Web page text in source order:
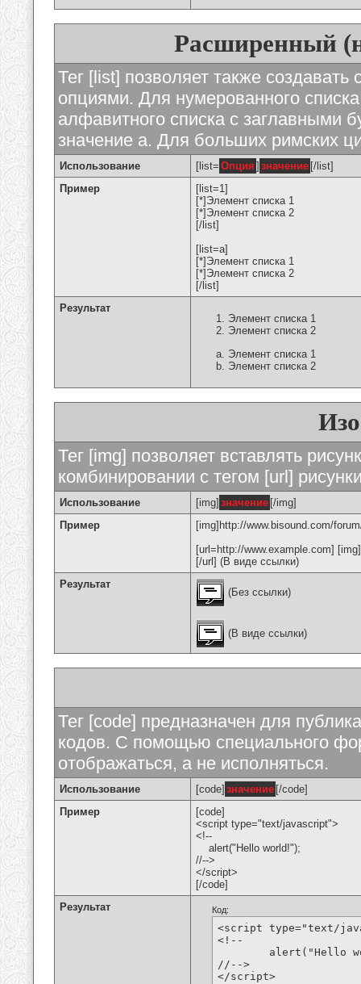
Расширенный
Тег [list] позволяет также
опциями. Для нумерованного
алфавитного списка с заглавными
значение а. Для больших римских
Использование [list= Опция ] значение [/list]
Пример
[list=1]
[*]Элемент списка 1
[*]Элемент списка 2
[/list]
[list=a]
[*]Элемент списка 1
[*]Элемент списка 2
[/list]
Результат
Элемент списка 1
Элемент списка 2
Элемент списка 1
Элемент списка 2
Тег [img] позволяет вставлять
комбинировании с тегом [url]
Использование [img] значение [/img]
Пример
[img]http://www.bisound.com/
[url=http://www.example.com]
[/url] (В виде ссылки)
Результат
(Без ссылки)
(В виде ссылки)
Тег [code] предназначен для
кодов. С помощью специального
отображаться, а не исполняться.
Использование [code] значение [/code]
Пример
[code]
<script type="text/javascript">
<!--
alert("Hello world!");
//-->
</script>
[/code]
Результат
Код:
<script type="text/
<!--
//-->
</script>